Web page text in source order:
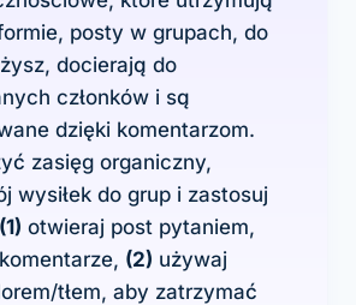
posty w grupach, do
docierają do
członków i są
dzięki komentarzom.
zasięg organiczny,
wysiłek do grup i zastosuj
(1) otwieraj post pytaniem,
(2) używaj
tłem, aby zatrzymać